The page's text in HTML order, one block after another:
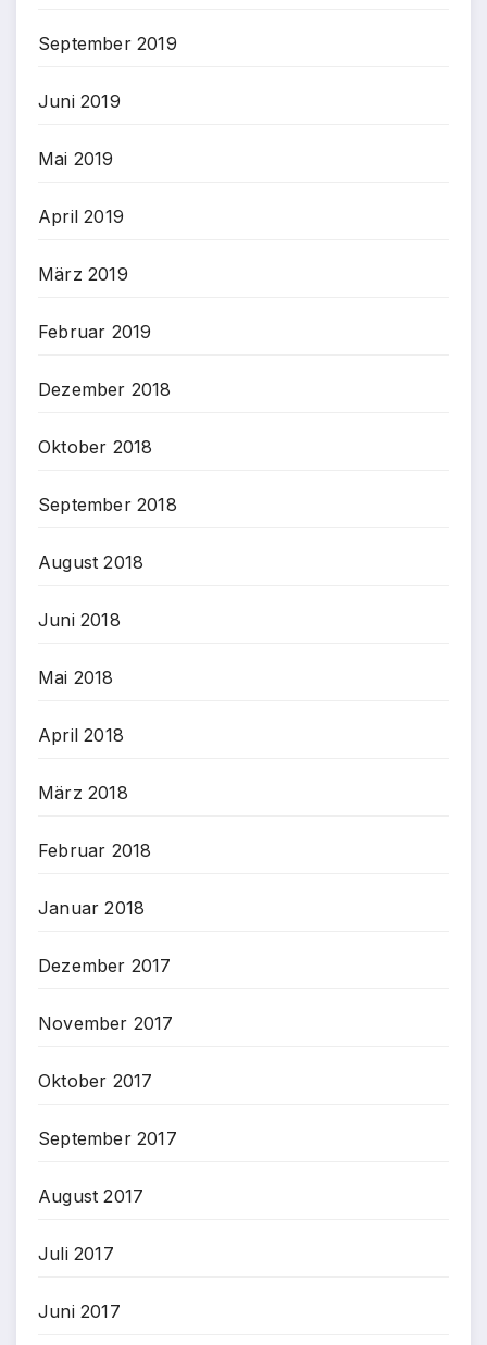
September 2019
Juni 2019
Mai 2019
April 2019
März 2019
Februar 2019
Dezember 2018
Oktober 2018
September 2018
August 2018
Juni 2018
Mai 2018
April 2018
März 2018
Februar 2018
Januar 2018
Dezember 2017
November 2017
Oktober 2017
September 2017
August 2017
Juli 2017
Juni 2017